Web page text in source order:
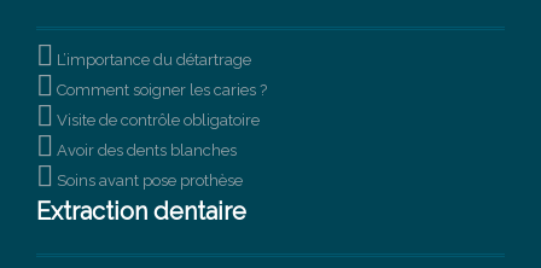
 L’importance du détartrage
 Comment soigner les caries ?
 Visite de contrôle obligatoire
 Avoir des dents blanches
 Soins avant pose prothèse
Extraction dentaire